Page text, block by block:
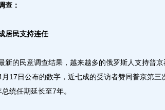
查：
民支持连任
的民意调查结果，越来越多的俄罗斯人支持普京
月17日公布的数字，近七成的受访者赞同普京第三
统任期延长至7年。